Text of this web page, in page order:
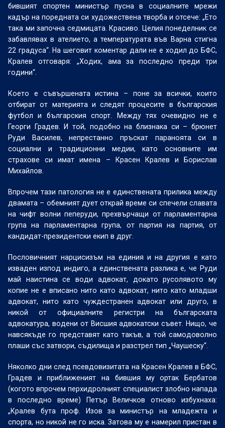
бившият спортен министър пусна в социалните мрежи
кадър на поредната си художествена творба и отсече: „Ето
така ми започна седмицата. Красиво. Целия понеделник се
забавлявах в ателието, а температурата във Варна стигна
22 градуса“. На шеговит коментар дали не е ходил до БФС,
Кралев отговаря: „Ходих, ама за последно преди три
години“.
Което е съвършената истина – поне за всички, които
отбират от материята и следят процесите в българския
футбол и българския спорт. Между тях очевидно не е
Георги Градев. И той, подобно на близнака си – брюнет
Руди Василев, непрестанно пръскат параноята си в
социални и традиционни медии, като основните им
страхове си имат имена – Красен Кралев и Борислав
Михайлов.
Впрочем тази патология не е единствената прилика между
двамата – обемният дует открай време си спечели славата
на чифт волни пеперуди, прехвърчащи от парламентарна
група на парламентарна група, от партия на партия, от
кандидат-президентски екип в друг.
Пословичният нарцисизъм на единия и на другия е като
изваден изпод индиго, а единствената разлика е, че Руди
май наистина се води адвокат, докато русолявото му
копие не е вписано нито като адвокат, нито като младши
адвокат, нито като чуждестранен адвокат или друго, в
никой от официалните регистри на българската
адвокатура, водени от Висшия адвокатски съвет. Нищо, че
навсякъде го представят като такъв, а той самодоволно
плаши със затвори, съдилища и разстрел тип „Чаушеску“.
Няколко дни след псевдовизитата на Красен Кралев в БФС,
Градев и приближеният на бившия му ортак Бербатов
(когото впрочем перхидролният специалист злобно напада
в последно време) Петър Величков отново избухнаха:
„Кралев бута проф. Изов за министър на младежта и
спорта, но никой не го иска. Затова му е намерил пристан в